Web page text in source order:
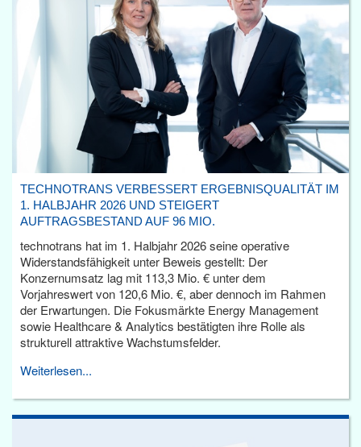
TECHNOTRANS VERBESSERT ERGEBNISQUALITÄT IM
1. HALBJAHR 2026 UND STEIGERT
AUFTRAGSBESTAND AUF 96 MIO.
technotrans hat im 1. Halbjahr 2026 seine operative
Widerstandsfähigkeit unter Beweis gestellt: Der
Konzernumsatz lag mit 113,3 Mio. € unter dem
Vorjahreswert von 120,6 Mio. €, aber dennoch im Rahmen
der Erwartungen. Die Fokusmärkte Energy Management
sowie Healthcare & Analytics bestätigten ihre Rolle als
strukturell attraktive Wachstumsfelder.
Weiterlesen...